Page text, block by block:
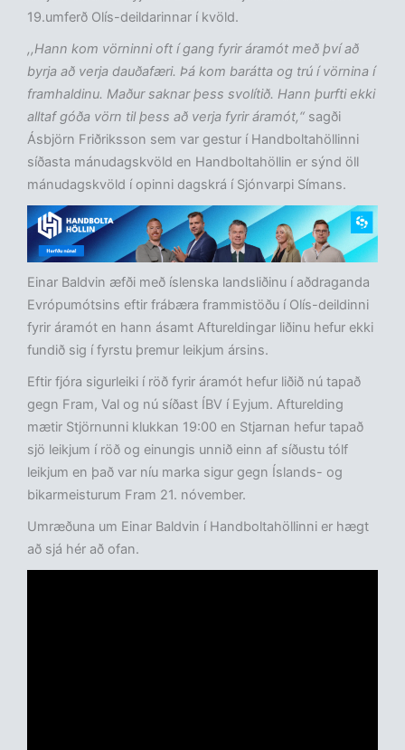
19.umferð Olís-deildarinnar í kvöld.
,,Hann kom vörninni oft í gang fyrir áramót með því að
byrja að verja dauðafæri. Þá kom barátta og trú í vörnina í
framhaldinu. Maður saknar þess svolítið. Hann þurfti ekki
alltaf góða vörn til þess að verja fyrir áramót,“ sagði
Ásbjörn Friðriksson sem var gestur í Handboltahöllinni
síðasta mánudagskvöld en Handboltahöllin er sýnd öll
mánudagskvöld í opinni dagskrá í Sjónvarpi Símans.
Einar Baldvin æfði með íslenska landsliðinu í aðdraganda
Evrópumótsins eftir frábæra frammistöðu í Olís-deildinni
fyrir áramót en hann ásamt Aftureldingar liðinu hefur ekki
fundið sig í fyrstu þremur leikjum ársins.
Eftir fjóra sigurleiki í röð fyrir áramót hefur liðið nú tapað
gegn Fram, Val og nú síðast ÍBV í Eyjum. Afturelding
mætir Stjörnunni klukkan 19:00 en Stjarnan hefur tapað
sjö leikjum í röð og einungis unnið einn af síðustu tólf
leikjum en það var níu marka sigur gegn Íslands- og
bikarmeisturum Fram 21. nóvember.
Umræðuna um Einar Baldvin í Handboltahöllinni er hægt
að sjá hér að ofan.